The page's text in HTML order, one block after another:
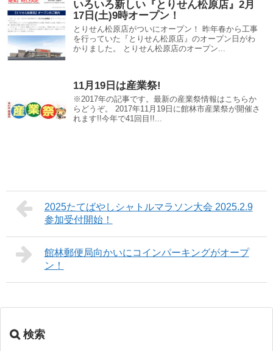
いろいろ新しい『とりせん松原店』2月
17日(土)9時オープン！
とりせん松原店がついにオープン！ 昨年春から工事
を行っていた『とりせん松原店』のオープン日がわ
かりました。 とりせん松原店のオープン...
11月19日は産業祭!
※2017年の記事です。最新の産業祭情報はこちらか
らどうぞ。 2017年11月19日に館林市産業祭が開催さ
れます!!今年で41回目!!...
2025たてばやしシャトルマラソン大会 2025.2.9
参加受付開始！
館林郵便局向かいにコインパーキングがオープ
ン！
検索